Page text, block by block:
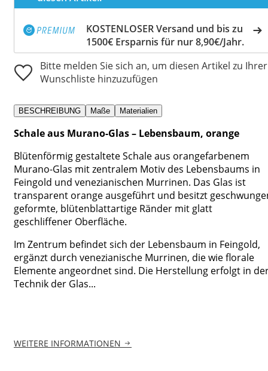
KOSTENLOSER Versand und bis zu
1500€ Ersparnis für nur 8,90€/Jahr.
Bitte melden Sie sich an, um diesen Artikel zu Ihrer
Wunschliste hinzuzufügen
BESCHREIBUNG Maße Materialien
Schale aus Murano-Glas – Lebensbaum, orange
Blütenförmig gestaltete Schale aus orangefarbenem
Murano-Glas mit zentralem Motiv des Lebensbaums in
Feingold und venezianischen Murrinen. Das Glas ist
transparent orange ausgeführt und besitzt
geformte, blütenblattartige Ränder mit glatt
geschliffener Oberfläche.
Im Zentrum befindet sich der Lebensbaum in Feingold,
ergänzt durch venezianische Murrinen, die wie florale
Elemente angeordnet sind. Die Herstellung erfolgt in
Technik der Glas...
WEITERE INFORMATIONEN